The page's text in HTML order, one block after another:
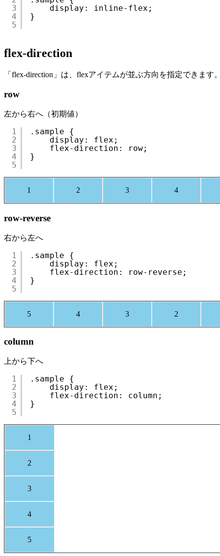
3
4
5
display: inline-flex;
}
flex-direction
「flex-direction」は、flexアイテムが並ぶ方向を指定できま
row
左から右へ（初期値）
1
2
3
4
5
.sample {
display: flex;
flex-direction: row;
}
1 2 3 4
row-reverse
右から左へ
1
2
3
4
5
.sample {
display: flex;
flex-direction: row-reverse;
}
2
3
4
5
column
上から下へ
1
2
3
4
5
.sample {
display: flex;
flex-direction: column;
}
1
2
3
4
5